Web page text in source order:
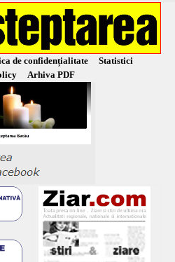
de confidențialitate
Statistici
Arhiva PDF